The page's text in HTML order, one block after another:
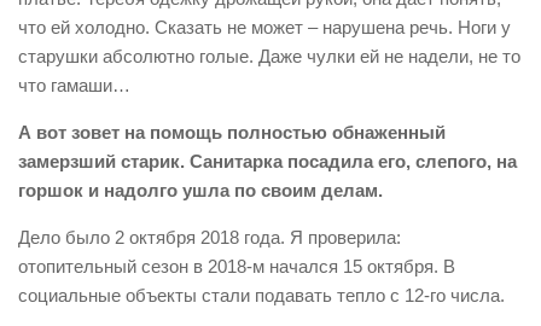
что ей холодно. Сказать не может – нарушена речь. Ноги у
старушки абсолютно голые. Даже чулки ей не надели, не то
что гамаши…
А вот зовет на помощь полностью обнаженный
замерзший старик. Санитарка посадила его, слепого, на
горшок и надолго ушла по своим делам.
Дело было 2 октября 2018 года. Я проверила:
отопительный сезон в 2018-м начался 15 октября. В
социальные объекты стали подавать тепло с 12-го числа.